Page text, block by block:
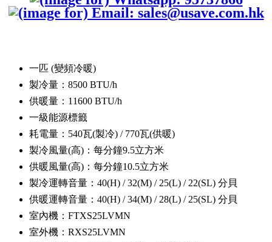
一匹 (變頻冷暖)
製冷量：8500 BTU/h
供暖量：11600 BTU/h
一級能源標籤
耗電量：540瓦(製冷) / 770瓦(供暖)
製冷風量(高)：每分鐘9.5立方米
供暖風量(高)：每分鐘10.5立方米
製冷運轉音量：40(H) / 32(M) / 25(L) / 22(SL) 分貝
供暖運轉音量：40(H) / 34(M) / 28(L) / 25(SL) 分貝
室內機：FTXS25LVMN
室外機：RXS25LVMN